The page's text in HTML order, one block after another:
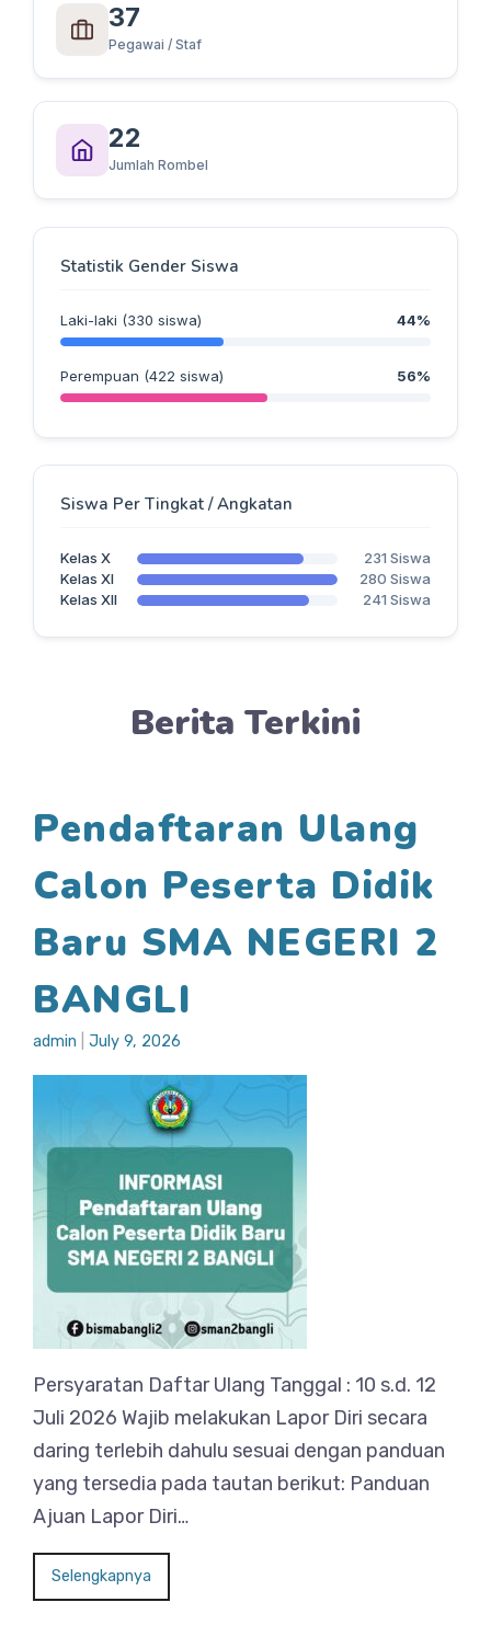
37
Pegawai / Staf
22
Jumlah Rombel
Statistik Gender Siswa
Laki-laki (330 siswa) 44%
Perempuan (422 siswa) 56%
Siswa Per Tingkat / Angkatan
Kelas X
231 Siswa
Kelas XI
280 Siswa
Kelas XII
241 Siswa
Berita Terkini
Pendaftaran Ulang
Calon Peserta Didik
Baru SMA NEGERI 2
BANGLI
admin July 9, 2026
Persyaratan Daftar Ulang Tanggal : 10 s.d. 12
Juli 2026 Wajib melakukan Lapor Diri secara
daring terlebih dahulu sesuai dengan panduan
yang tersedia pada tautan berikut: Panduan
Ajuan Lapor Diri…
Selengkapnya